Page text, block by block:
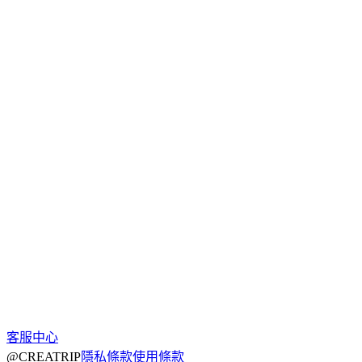
客服中心
@CREATRIP隱私條款使用條款